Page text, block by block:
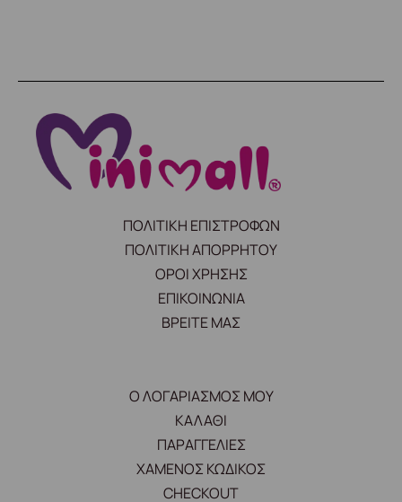
ΠΟΛΙΤΙΚΗ ΕΠΙΣΤΡΟΦΩΝ
ΠΟΛΙΤΙΚΗ ΑΠΟΡΡΗΤΟΥ
ΟΡΟΙ ΧΡΗΣΗΣ
ΕΠΙΚΟΙΝΩΝΙΑ
ΒΡΕΙΤΕ ΜΑΣ
Ο ΛΟΓΑΡΙΑΣΜΟΣ ΜΟΥ
ΚΑΛΑΘΙ
ΠΑΡΑΓΓΕΛΙΕΣ
ΧΑΜΕΝΟΣ ΚΩΔΙΚΟΣ
CHECKOUT